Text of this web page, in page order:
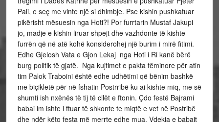
Pali, e seç me vinte një si dhimbje. Pse kishin pushkatuar
pikërisht mësuesin nga Hoti?! Por furrtarin Mustaf Jakupi
jo, madje e kishin liruar shpejt dhe vazhdonte të kishte
furrën që në atë kohë konsiderohej një burim i mirë fitimi.
Edhe Gjelosh Vata e Gjon Lekaj nga Hoti i Ri kanë bërë
burg politik të gjatë. Nga kujtimet e pakta fëminore për atin
tim Palok Traboini është edhe udhëtimi që bënim bashkë
me biçikletë për në fshatin Postrribë ku ai kishte miq, me së
shumti ish nxënës të tij të cilët e ftonin. Çdo festë Bajrami
babai im ishte i ftuar të shkonte te miqtë e vet në Postribë
dhe ndër këto festa më merrte edhe mua. Vdekja e babait